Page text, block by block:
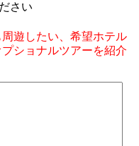
さい
遊したい、希望ホテル
ショナルツアーを紹介